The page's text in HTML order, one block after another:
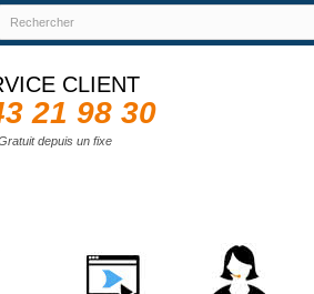
CLIENT
21 98 30
depuis un fixe